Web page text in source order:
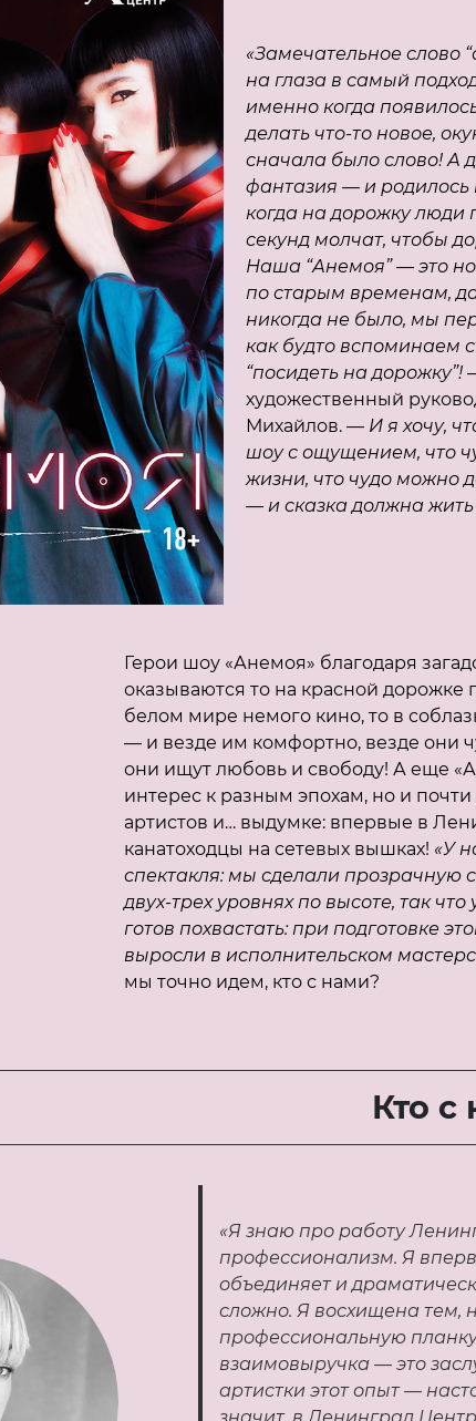
«Замечательное слово
на глаза в самый
именно когда
делать что-то новое,
сначала было слово! А
фантазия — и
когда на дорожку
секунд молчат, чтобы
Наша “Анемоя” — это
по старым временам,
никогда не было, мы
как будто вспоминаем
“посидеть на дорожку”!
художественный
Михайлов. — И я хочу,
шоу с ощущением, что
жизни, что чудо можно
— и сказка должна
Герои шоу «Анемоя» благодаря
оказываются то на красной
белом мире немого кино, то в
— и везде им комфортно, везде они
они ищут любовь и свободу! А еще
интерес к разным эпохам, но и
артистов и… выдумке: впервые в
канатоходцы на сетевых вышках! «У
спектакля: мы сделали прозрачную
двух-трех уровнях по высоте, так
готов похвастать: при подготовке
выросли в исполнительском
мы точно идем, кто с нами?
Кто с
«Я знаю про работу
профессионализм. Я
объединяет и
сложно. Я восхищена тем,
профессиональную
взаимовыручка — это
артистки этот опыт —
значит, в Ленинград